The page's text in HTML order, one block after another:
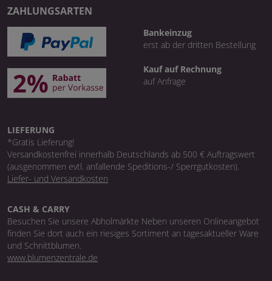
ZAHLUNGSARTEN
Bankeinzug
erst ab der dritten Bestellung
Kauf auf Rechnung
auf Anfrage
LIEFERUNG
*Gratis Lieferung!
Versandkostenfrei innerhalb Deutschlands ab 500 € Auftragswert
(ausgenommen evtl. anfallende Speditions-/ Sperrgutkosten).
Liefer- und Versandkosten
CASH & CARRY
Besuchen Sie unsere Abholmärkte Neben unseren Onlineangebot
finden Sie dort auch ein riesiges Sortiment an tagesaktueller Ware
und Schnittblumen.
www.blumenzentrale.de